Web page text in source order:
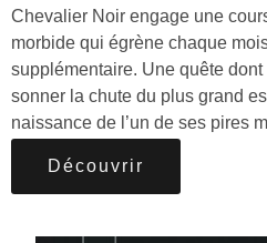
Chevalier Noir engage une
morbide qui égrène chaque
supplémentaire. Une quête
sonner la chute du plus grand
naissance de l’un de ses pires
Découvrir